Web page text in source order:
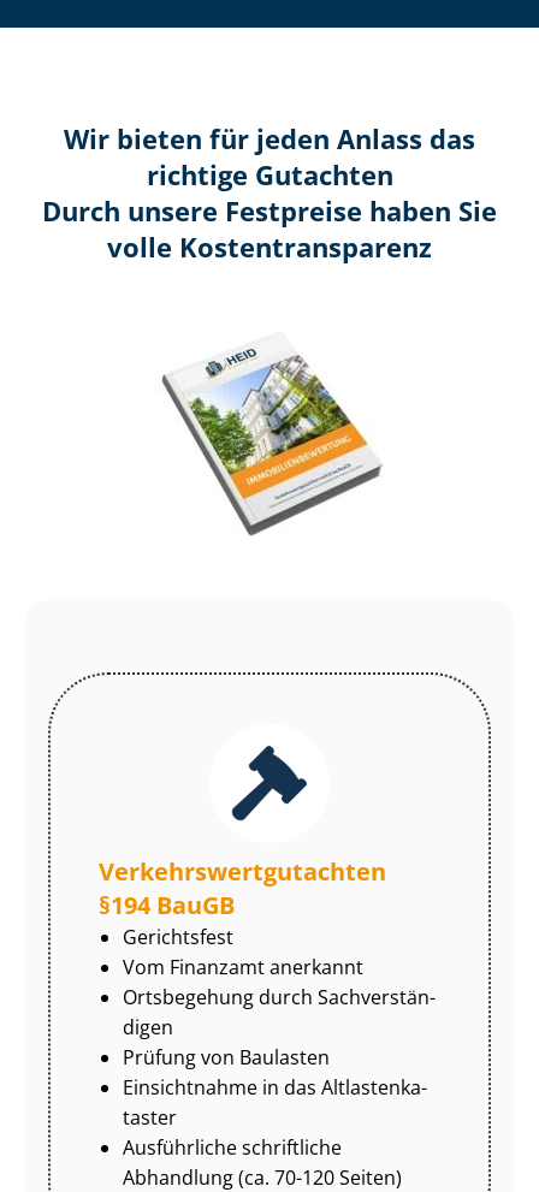
Wir bieten für jeden Anlass das
richtige Gutachten
Durch unsere Festpreise haben Sie
volle Kosten­transparenz
Ver­kehrs­wert­gut­ach­ten
§194 BauGB
Gerichtsfest
Vom Finanzamt anerkannt
Ortsbegehung durch Sach­ver­stän­
di­gen
Prüfung von Baulasten
Einsichtnahme in das Alt­las­ten­ka­
tas­ter
Ausführliche schriftliche
Abhandlung (ca. 70-120 Seiten)